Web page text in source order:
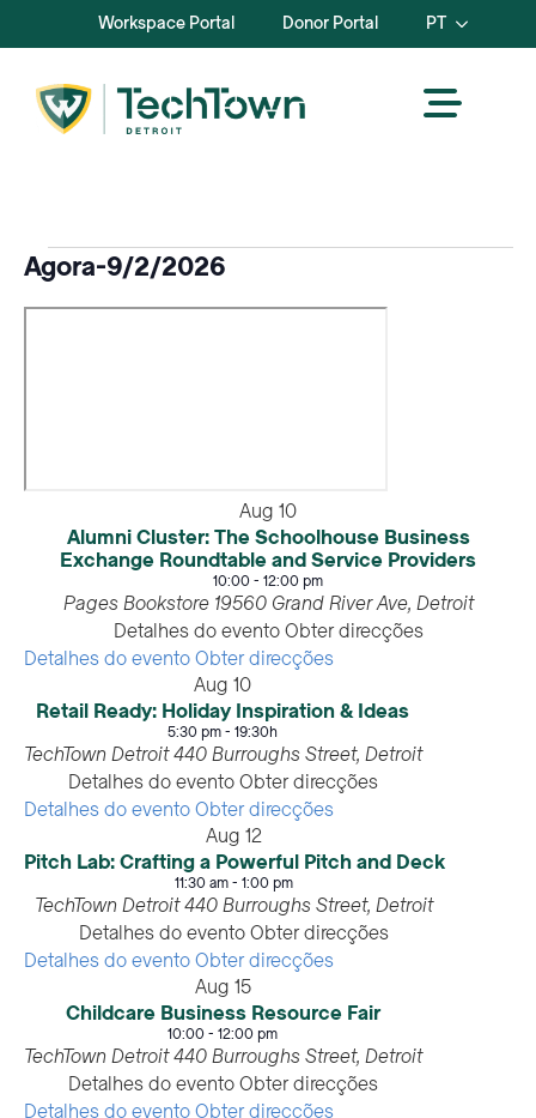
Workspace Portal Donor Portal PT
Eventos
Agora-9/2/2026
Aug 10
Alumni Cluster: The Schoolhouse Business
Exchange Roundtable and Service Providers
10:00- 12:00 pm
Pages Bookstore
19560 Grand River Ave, Detroit
Detalhes do evento Obter direcções
Detalhes do evento Obter direcções
Aug 10
Retail Ready: Holiday Inspiration & Ideas
5:30 pm- 19:30h
TechTown Detroit 440 Burroughs Street, Detroit
Detalhes do evento Obter direcções
Detalhes do evento Obter direcções
Aug 12
Pitch Lab: Crafting a Powerful Pitch and Deck
11:30 am- 1:00 pm
TechTown Detroit440 Burroughs Street, Detroit
Detalhes do eventoObter direcções
Detalhes do evento Obter direcções
Aug 15
Childcare Business Resource Fair
10:00- 12:00 pm
TechTown Detroit 440 Burroughs Street, Detroit
Detalhes do evento Obter direcções
Detalhes do evento Obter direcções